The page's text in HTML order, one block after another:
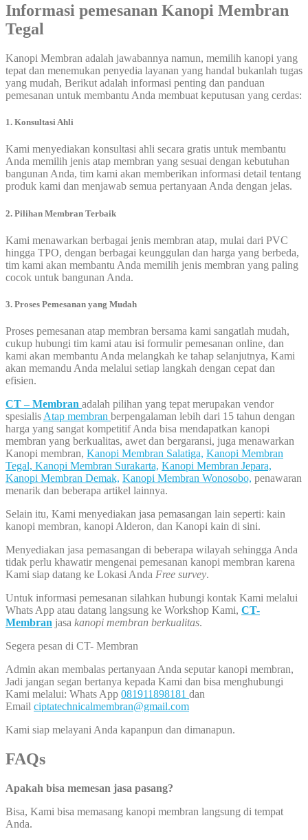
Informasi pemesanan Kanopi Membran
Tegal
Kanopi Membran adalah jawabannya namun, memilih kanopi yang
tepat dan menemukan penyedia layanan yang handal bukanlah tugas
yang mudah, Berikut adalah informasi penting dan panduan
pemesanan untuk membantu Anda membuat keputusan yang cerdas:
1. Konsultasi Ahli
Kami menyediakan konsultasi ahli secara gratis untuk membantu
Anda memilih jenis atap membran yang sesuai dengan kebutuhan
bangunan Anda, tim kami akan memberikan informasi detail tentang
produk kami dan menjawab semua pertanyaan Anda dengan jelas.
2. Pilihan Membran Terbaik
Kami menawarkan berbagai jenis membran atap, mulai dari PVC
hingga TPO, dengan berbagai keunggulan dan harga yang berbeda,
tim kami akan membantu Anda memilih jenis membran yang paling
cocok untuk bangunan Anda.
3. Proses Pemesanan yang Mudah
Proses pemesanan atap membran bersama kami sangatlah mudah,
cukup hubungi tim kami atau isi formulir pemesanan online, dan
kami akan membantu Anda melangkah ke tahap selanjutnya, Kami
akan memandu Anda melalui setiap langkah dengan cepat dan
efisien.
CT – Membran adalah pilihan yang tepat merupakan vendor
spesialis Atap membran berpengalaman lebih dari 15 tahun dengan
harga yang sangat kompetitif Anda bisa mendapatkan kanopi
membran yang berkualitas, awet dan bergaransi, juga menawarkan
Kanopi membran, Kanopi Membran Salatiga, Kanopi Membran
Tegal, Kanopi Membran Surakarta, Kanopi Membran Jepara,
Kanopi Membran Demak, Kanopi Membran Wonosobo, penawaran
menarik dan beberapa artikel lainnya.
Selain itu, Kami menyediakan jasa pemasangan lain seperti: kain
kanopi membran, kanopi Alderon, dan Kanopi kain di sini.
Menyediakan jasa pemasangan di beberapa wilayah sehingga Anda
tidak perlu khawatir mengenai pemesanan kanopi membran karena
Kami siap datang ke Lokasi Anda Free survey.
Untuk informasi pemesanan silahkan hubungi kontak Kami melalui
Whats App atau datang langsung ke Workshop Kami, CT-
Membran jasa kanopi membran berkualitas.
Segera pesan di CT- Membran
Admin akan membalas pertanyaan Anda seputar kanopi membran,
Jadi jangan segan bertanya kepada Kami dan bisa menghubungi
Kami melalui: Whats App 081911898181 dan
Email ciptatechnicalmembran@gmail.com
Kami siap melayani Anda kapanpun dan dimanapun.
FAQs
Apakah bisa memesan jasa pasang?
Bisa, Kami bisa memasang kanopi membran langsung di tempat
Anda.